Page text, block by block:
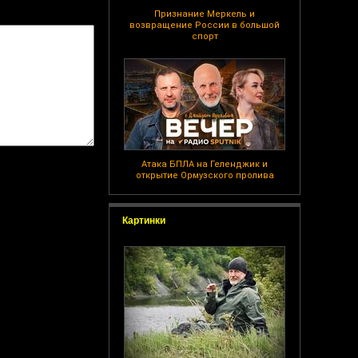
Признание Меркель и
возвращение России в большой
спорт
Атака БПЛА на Геленджик и
открытие Ормузского пролива
Картинки